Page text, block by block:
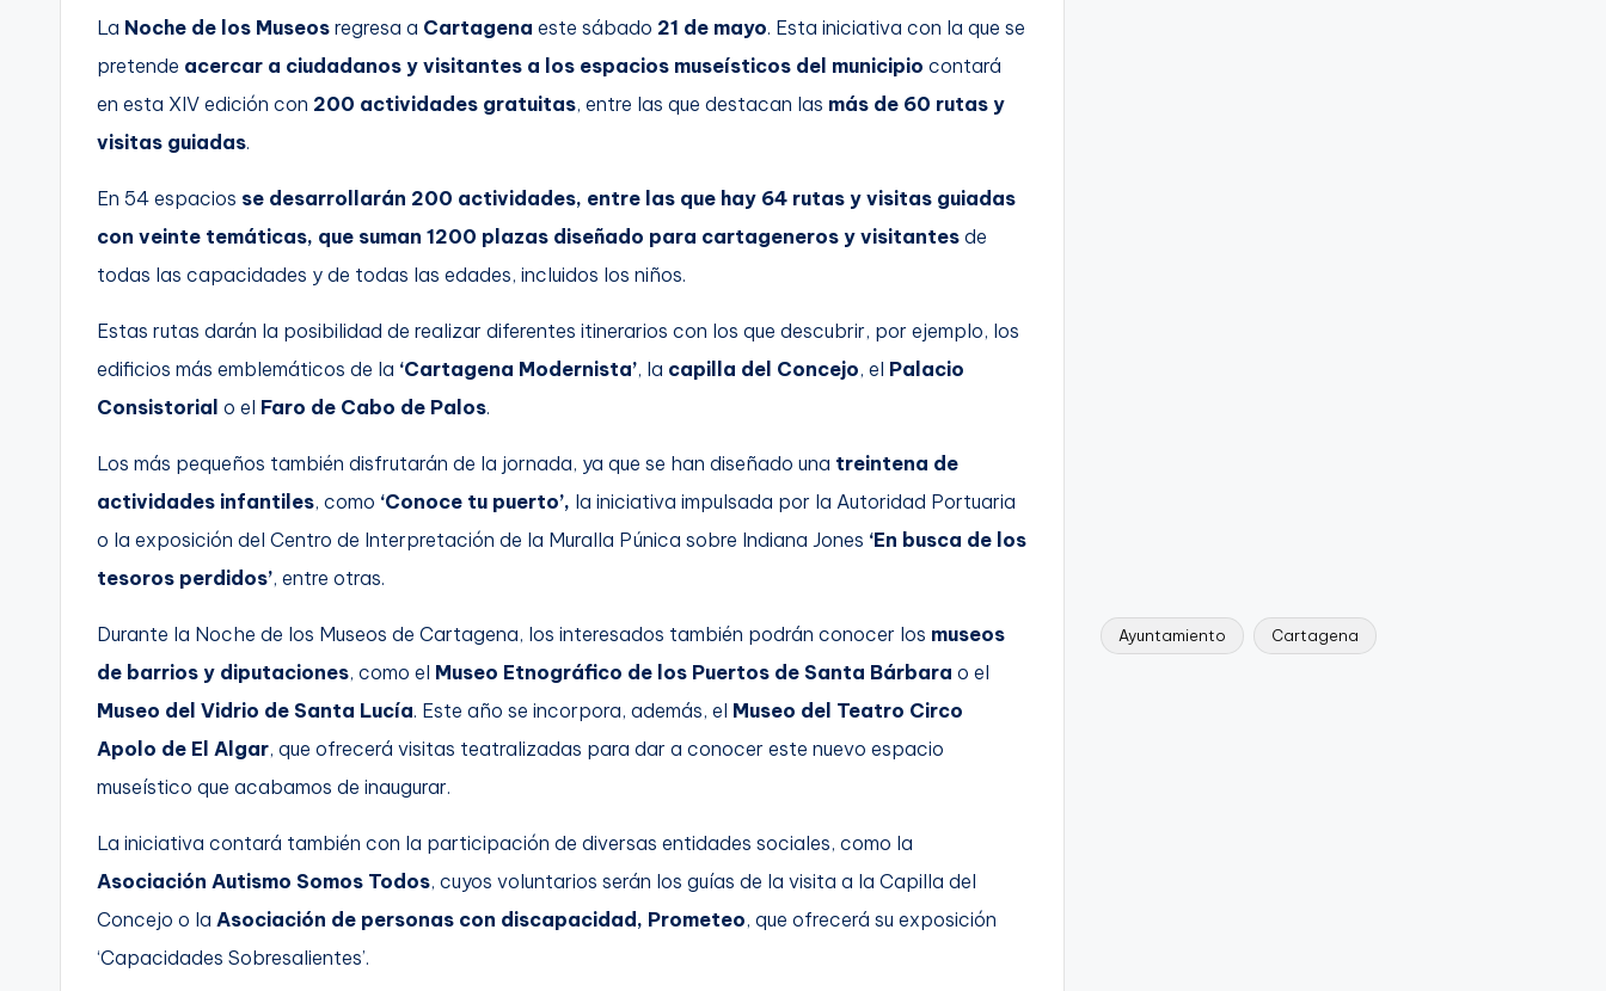
La Noche de los Museos regresa a Cartagena este sábado 21 de mayo. Esta iniciativa con la que se
pretende acercar a ciudadanos y visitantes a los espacios museísticos del municipio contará
en esta XIV edición con 200 actividades gratuitas, entre las que destacan las más de 60 rutas y
visitas guiadas.
En 54 espacios se desarrollarán 200 actividades, entre las que hay 64 rutas y visitas guiadas
con veinte temáticas, que suman 1200 plazas d iseñado para cartageneros y visitantes de
todas las capacidades y de todas las edades, incluidos los niños.
Estas rutas darán la posibilidad de realizar diferentes itinerarios con los que descubrir, por ejemplo, los
edificios más emblemáticos de la ‘Cartagena Modernista’, la capilla del Concejo, el Palacio
Consistorial o el Faro de Cabo de Palos.
Los más pequeños también disfrutarán de la jornada, ya que se han diseñado una treintena de
actividades infantiles, como ‘Conoce tu puerto’, la iniciativa impulsada por la Autoridad Portuaria
o la exposición del Centro de Interpretación de la Muralla Púnica sobre Indiana Jones ‘En busca de los
tesoros perdidos’, entre otras.
Durante la Noche de los Museos de Cartagena, los interesados también podrán conocer los museos
de barrios y diputaciones, como el Museo Etnográfico de los Puertos de Santa Bárbara o el
Museo del Vidrio de Santa Lucía. Este año se incorpora, además, el Museo del Teatro Circo
Apolo de El Algar, que ofrecerá visitas teatralizadas para dar a conocer este nuevo espacio
museístico que acabamos de inaugurar.
La iniciativa contará también con la participación de diversas entidades sociales, como la
Asociación Autismo Somos Todos, cuyos voluntarios serán los guías de la visita a la Capilla del
Concejo o la Asociación de personas con discapacidad, Prometeo, que ofrecerá su exposición
‘Capacidades Sobresalientes’.
Etiquetas:
Ayuntamiento Cartagena